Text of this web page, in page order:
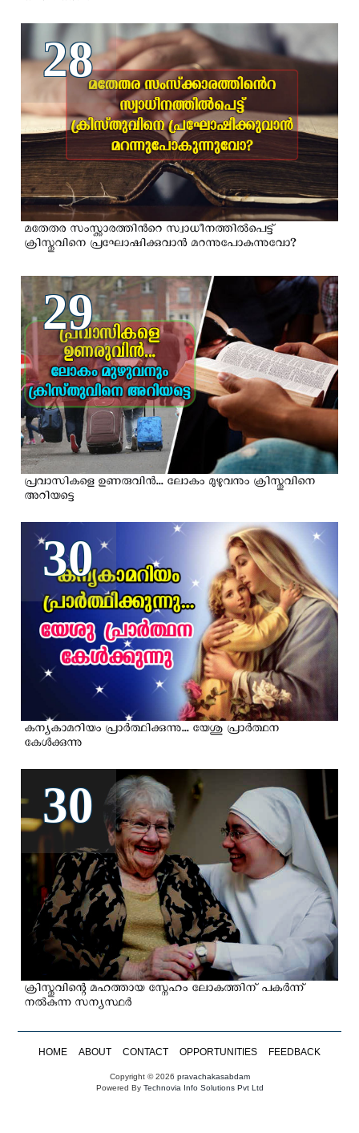
28
മതേതര സംസ്ക്കാരത്തിന്‍റെ സ്വാധീനത്തില്‍പെട്ട്
ക്രിസ്തുവിനെ പ്രഘോഷിക്കുവാന്‍ മറന്നുപോകുന്നുവോ?
29
പ്രവാസികളെ ഉണരുവിൻ... ലോകം മുഴുവനും ക്രിസ്തുവിനെ
അറിയട്ടെ
30
കന്യകാമറിയം പ്രാർത്ഥിക്കുന്നു... യേശു പ്രാര്‍ത്ഥന
കേള്‍ക്കുന്നു
30
ക്രിസ്തുവിന്റെ മഹത്തായ സ്നേഹം ലോകത്തിന് പകര്‍ന്ന്
നല്‍കുന്ന സന്യസ്ഥര്‍
HOME ABOUT CONTACT OPPORTUNITIES FEEDBACK
Copyright © 2026 pravachakasabdam
Powered ByTechnovia Info Solutions Pvt Ltd